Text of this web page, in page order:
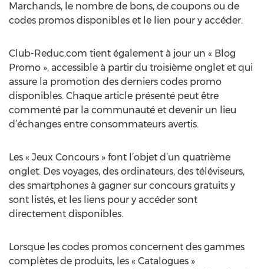
Marchands, le nombre de bons, de coupons ou de
codes promos disponibles et le lien pour y accéder.
Club-Reduc.com tient également à jour un « Blog
Promo », accessible à partir du troisième onglet et qui
assure la promotion des derniers codes promo
disponibles. Chaque article présenté peut être
commenté par la communauté et devenir un lieu
d’échanges entre consommateurs avertis.
Les « Jeux Concours » font l’objet d’un quatrième
onglet. Des voyages, des ordinateurs, des téléviseurs,
des smartphones à gagner sur concours gratuits y
sont listés, et les liens pour y accéder sont
directement disponibles.
Lorsque les codes promos concernent des gammes
complètes de produits, les « Catalogues »